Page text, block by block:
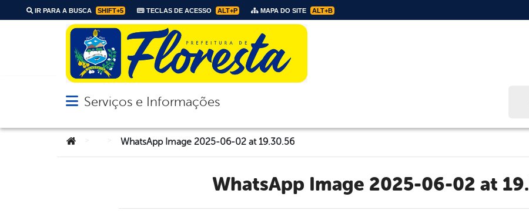
IR PARA A BUSCA SHIFT+5 TECLAS DE ACESSO ALT+P MAPA DO SITE ALT+B
Abrir menu principal de navegação
Serviços e Informações
Você está aqui:WhatsApp Image 2025-06-02 at 19.30.56
WhatsApp Image 2025-06-02 at